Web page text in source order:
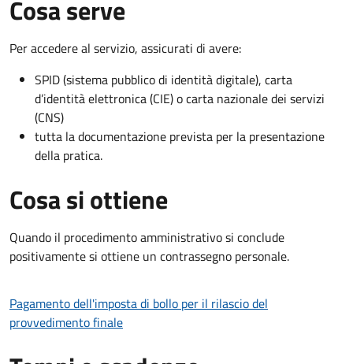
Cosa serve
Per accedere al servizio, assicurati di avere:
SPID (sistema pubblico di identità digitale), carta
d’identità elettronica (CIE) o carta nazionale dei servizi
(CNS)
tutta la documentazione prevista per la presentazione
della pratica.
Cosa si ottiene
Quando il procedimento amministrativo si conclude
positivamente si ottiene un contrassegno personale.
Pagamento dell'imposta di bollo per il rilascio del
provvedimento finale